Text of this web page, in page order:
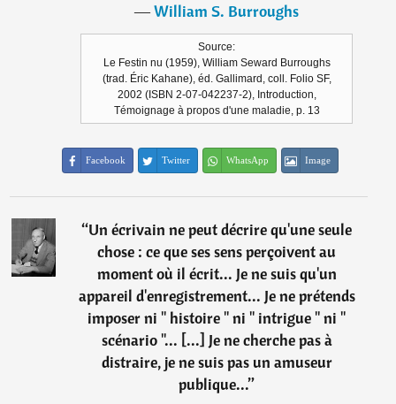
―William S. Burroughs
Source:
Le Festin nu (1959), William Seward Burroughs
(trad. Éric Kahane), éd. Gallimard, coll. Folio SF,
2002 (ISBN 2-07-042237-2), Introduction,
Témoignage à propos d'une maladie, p. 13
Facebook Twitter WhatsApp Image
“Un écrivain ne peut décrire qu'une seule
chose : ce que ses sens perçoivent au
moment où il écrit... Je ne suis qu'un
appareil d'enregistrement... Je ne prétends
imposer ni " histoire " ni " intrigue " ni "
scénario "... [...] Je ne cherche pas à
distraire, je ne suis pas un amuseur
publique...”